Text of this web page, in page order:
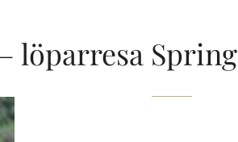
löparresa Spring